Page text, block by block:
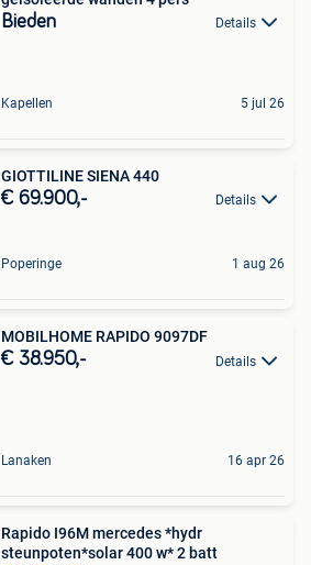
Bieden Details
Kapellen 5 jul 26
GIOTTILINE SIENA 440
€ 69.900,- Details
Poperinge 1 aug 26
MOBILHOME RAPIDO 9097DF
€ 38.950,- Details
Lanaken 16 apr 26
Rapido I96M mercedes *hydr
steunpoten*solar 400 w* 2 batt